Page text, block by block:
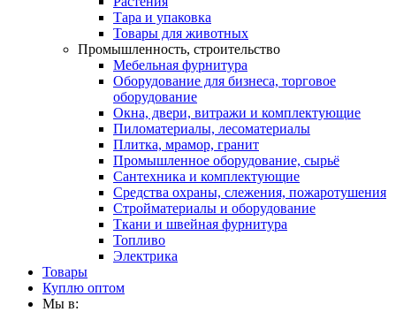
Тара и упаковка
Товары для животных
Промышленность, строительство
Мебельная фурнитура
Оборудование для бизнеса, торговое
оборудование
Окна, двери, витражи и комплектующие
Пиломатериалы, лесоматериалы
Плитка, мрамор, гранит
Промышленное оборудование, сырьё
Сантехника и комплектующие
Средства охраны, слежения, пожаротушения
Стройматериалы и оборудование
Ткани и швейная фурнитура
Топливо
Электрика
Товары
Куплю оптом
Мы в: